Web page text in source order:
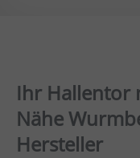
Ihr Hallentor
Nähe
Hersteller